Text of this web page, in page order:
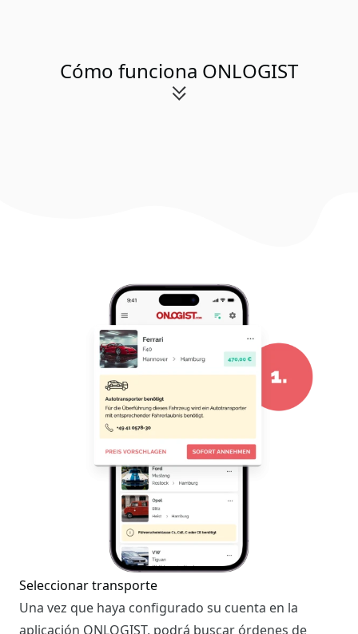
Cómo funciona ONLOGIST
Seleccionar transporte
Una vez que haya configurado su cuenta en la
aplicación ONLOGIST, podrá buscar órdenes de